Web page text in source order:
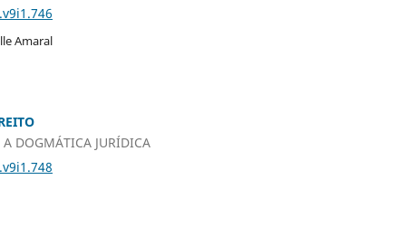
Amaral
DOGMÁTICA JURÍDICA